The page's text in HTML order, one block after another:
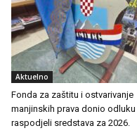
Aktuelno
Fonda za zaštitu i ostvarivanje
manjinskih prava donio odluku
raspodjeli sredstava za 2026.